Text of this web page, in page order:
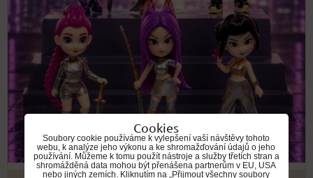
Cookies
Soubory cookie používáme k vylepšení vaší návštěvy tohoto
webu, k analýze jeho výkonu a ke shromažďování údajů o jeho
používání. Můžeme k tomu použít nástroje a služby třetích stran a
shromážděná data mohou být přenášena partnerům v EU, USA
nebo jiných zemích. Kliknutím na „Přijmout všechny soubory